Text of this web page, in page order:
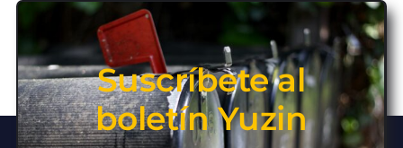
Suscríbete al
boletín Yuzin